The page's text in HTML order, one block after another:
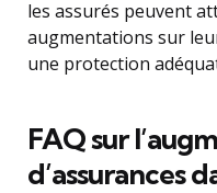
les assurés peuvent
augmentations sur
une protection
FAQ sur
d’assurances